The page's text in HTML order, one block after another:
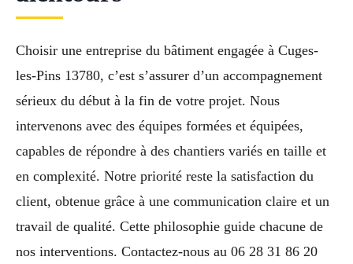
Choisir une entreprise du bâtiment engagée à Cuges-
les-Pins 13780, c’est s’assurer d’un accompagnement
sérieux du début à la fin de votre projet. Nous
intervenons avec des équipes formées et équipées,
capables de répondre à des chantiers variés en taille et
en complexité. Notre priorité reste la satisfaction du
client, obtenue grâce à une communication claire et un
travail de qualité. Cette philosophie guide chacune de
nos interventions. Contactez-nous au 06 28 31 86 20